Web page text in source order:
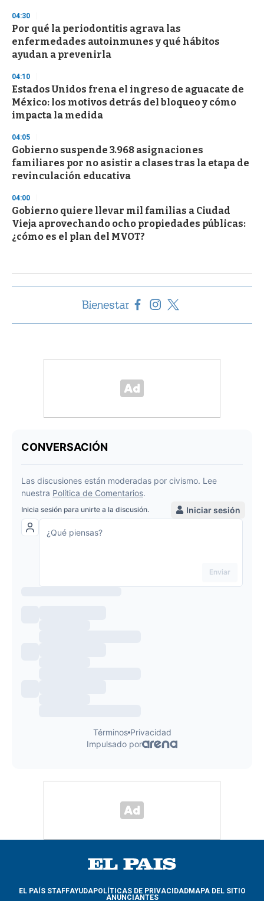
04:30
Por qué la periodontitis agrava las
enfermedades autoinmunes y qué hábitos
ayudan a prevenirla
04:10
Estados Unidos frena el ingreso de aguacate de
México: los motivos detrás del bloqueo y cómo
impacta la medida
04:05
Gobierno suspende 3.968 asignaciones
familiares por no asistir a clases tras la etapa de
revinculación educativa
04:00
Gobierno quiere llevar mil familias a Ciudad
Vieja aprovechando ocho propiedades públicas:
¿cómo es el plan del MVOT?
EL PAÍS STAFFAYUDAPOLÍTICAS DE PRIVACIDADMAPA DEL SITIO
ANUNCIANTES